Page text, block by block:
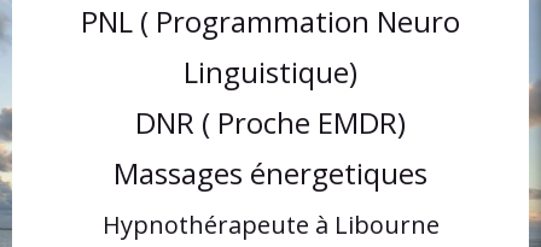
PNL ( Programmation Neuro
Linguistique)
DNR ( Proche EMDR)
Massages énergetiques
Hypnothérapeute à Libourne